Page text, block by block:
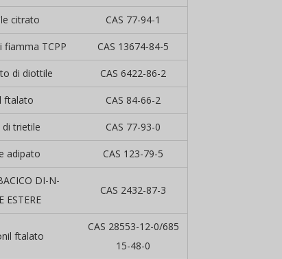
citrato CAS 77-94-1
fiamma TCPP CAS 13674-84-5
di diottile CAS 6422-86-2
ftalato CAS 84-66-2
trietile CAS 77-93-0
adipato CAS 123-79-5
DI-N-
ESTERE
CAS 2432-87-3
ftalato
CAS 28553-12-0/685
15-48-0